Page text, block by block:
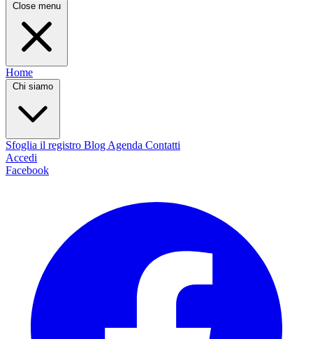
Close menu
Home
Chi siamo
Sfoglia il registro Blog Agenda Contatti
Accedi
Facebook